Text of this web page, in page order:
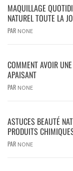
MAQUILLAGE
NATUREL TOUTE LA
PAR NONE
COMMENT AVOIR
APAISANT
PAR NONE
ASTUCES BEAUTÉ
PRODUITS
PAR NONE